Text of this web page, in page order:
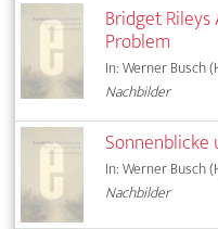
Bridget
Problem
In: Werner Busch
Nachbilder
In: Werner Busch
Nachbilder